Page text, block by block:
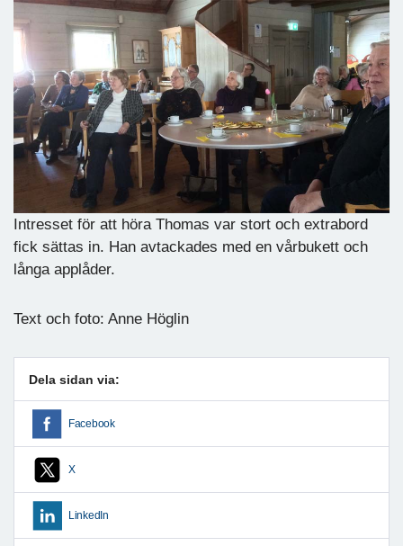
Intresset för att höra Thomas var stort och extrabord
fick sättas in. Han avtackades med en vårbukett och
långa applåder.
Text och foto: Anne Höglin
Dela sidan via:
Facebook
X
LinkedIn